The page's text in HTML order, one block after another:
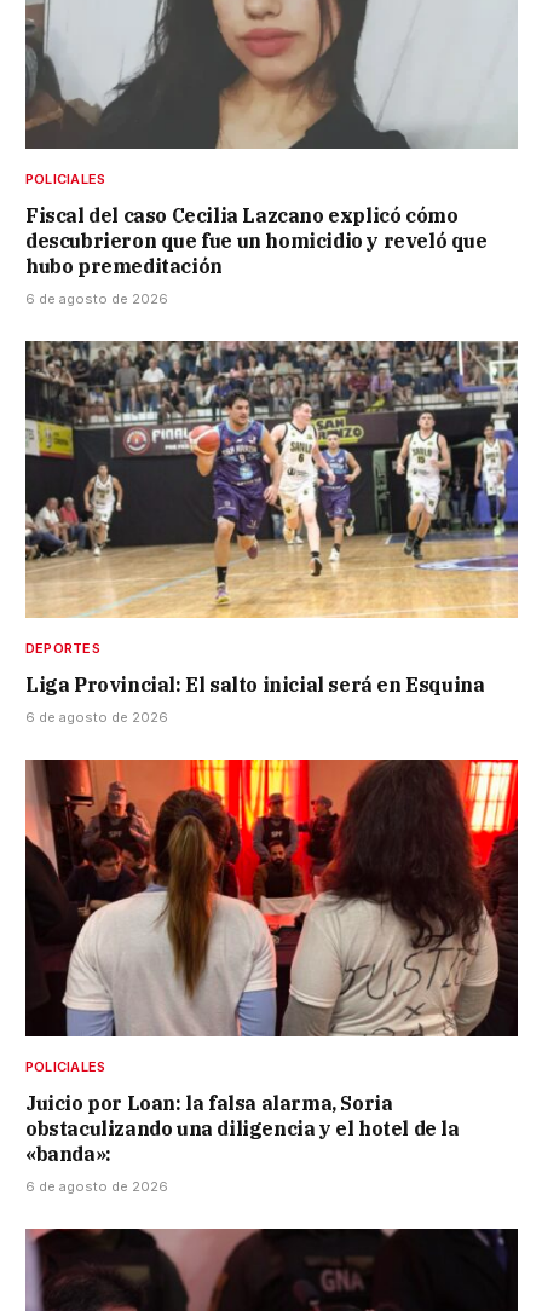
POLICIALES
Fiscal del caso Cecilia Lazcano explicó cómo
descubrieron que fue un homicidio y reveló que
hubo premeditación
6 de agosto de 2026
DEPORTES
Liga Provincial: El salto inicial será en Esquina
6 de agosto de 2026
POLICIALES
Juicio por Loan: la falsa alarma, Soria
obstaculizando una diligencia y el hotel de la
«banda»:
6 de agosto de 2026